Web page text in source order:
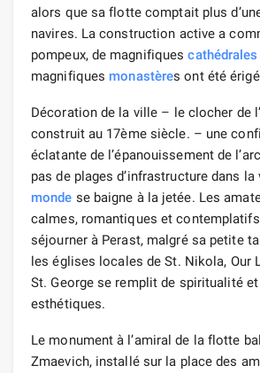
alors que sa flotte comptait plus
navires. La construction active a
pompeux, de magnifiquescathédrales
magnifiques monastères ont été
Décoration de la ville – le clocher de
construit au 17ème siècle. – une
éclatante de l’épanouissement de
pas de plages d’infrastructure dans
monde se baigne à la jetée. Les
calmes, romantiques et
séjourner à Perast, malgré sa petite
les églises locales de St. Nikola, Our
St. George se remplit de spiritualité
esthétiques.
Le monument à l’amiral de la flotte
Zmaevich, installé sur la place des